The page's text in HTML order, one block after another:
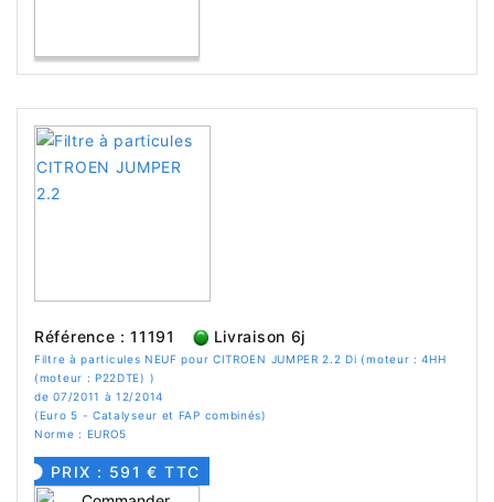
Référence : 11191 Livraison 6j
Filtre à particules NEUF pour CITROEN JUMPER 2.2 Di (moteur : 4HH
(moteur : P22DTE) )
de 07/2011 à 12/2014
(Euro 5 - Catalyseur et FAP combinés)
Norme : EURO5
PRIX : 591 € TTC